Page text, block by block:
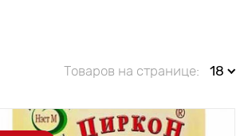
Товаров на странице: 18